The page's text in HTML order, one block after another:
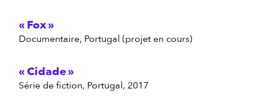
Fox
documentaire, Portugal (projet en cours)
Cidade
série de fiction, Portugal, 2017